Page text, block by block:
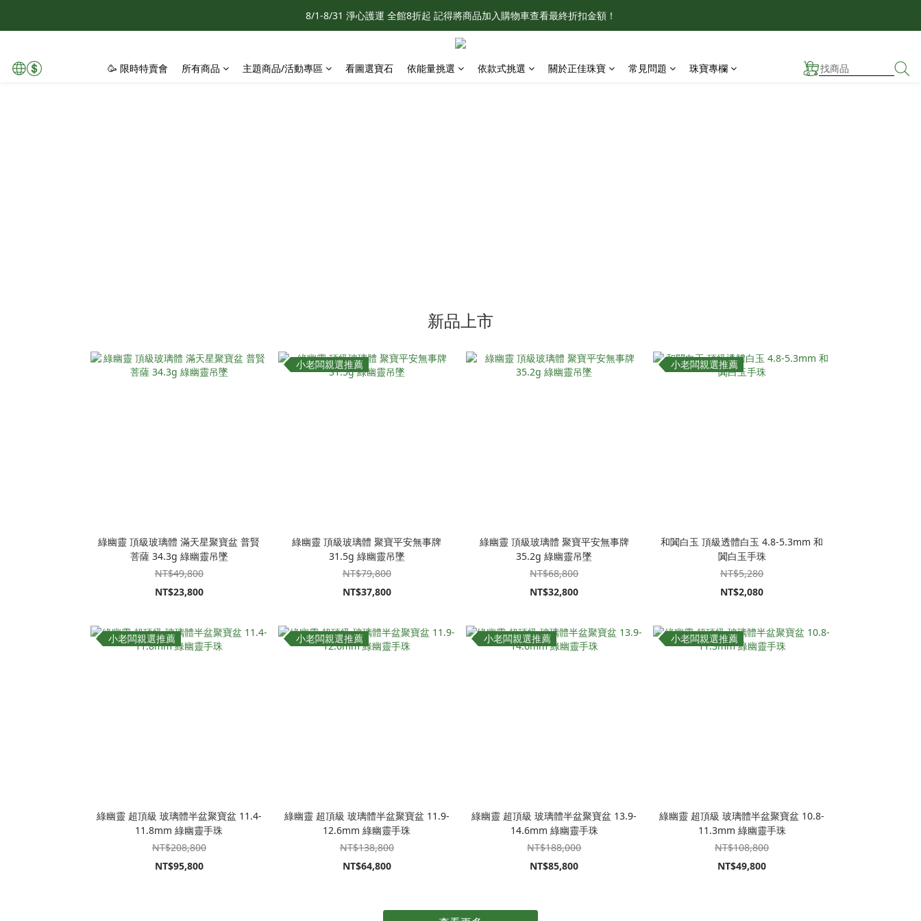
8/1-8/31 淨心護運 全館8折起 記得將商品加入購物車查看最終折扣金額！
8/1-8/31 淨心護運 全館8折起 記得將商品加入購物車查看最終折扣金額！
官網限定 滿1888元贈曜石守護小熊/狐狸吊飾乙個　贈品採隨機出貨，單筆不累贈，數量有限送完為止。
8/1-8/31 淨心護運 全館8折起 記得將商品加入購物車查看最終折扣金額！
🥳 限時特賣會 所有商品 主題商品/活動專區 看圖選寶石 依能量挑選 依款式挑選 關於正佳珠寶 常見問題 珠寶專欄
新品上市
綠幽靈 頂級玻璃體 滿天星聚寶盆 普賢
菩薩 34.3g 綠幽靈吊墜
NT$49,800
NT$23,800
小老闆親選推薦
綠幽靈 頂級玻璃體 聚寶平安無事牌
31.5g 綠幽靈吊墜
NT$79,800
NT$37,800
綠幽靈 頂級玻璃體 聚寶平安無事牌
35.2g 綠幽靈吊墜
NT$68,800
NT$32,800
小老闆親選推薦
和闐白玉 頂級透體白玉 4.8-5.3mm 和
闐白玉手珠
NT$5,280
NT$2,080
小老闆親選推薦
綠幽靈 超頂級 玻璃體半盆聚寶盆 11.4-
11.8mm 綠幽靈手珠
NT$208,800
NT$95,800
小老闆親選推薦
綠幽靈 超頂級 玻璃體半盆聚寶盆 11.9-
12.6mm 綠幽靈手珠
NT$138,800
NT$64,800
小老闆親選推薦
綠幽靈 超頂級 玻璃體半盆聚寶盆 13.9-
14.6mm 綠幽靈手珠
NT$188,000
NT$85,800
小老闆親選推薦
綠幽靈 超頂級 玻璃體半盆聚寶盆 10.8-
11.3mm 綠幽靈手珠
NT$108,800
NT$49,800